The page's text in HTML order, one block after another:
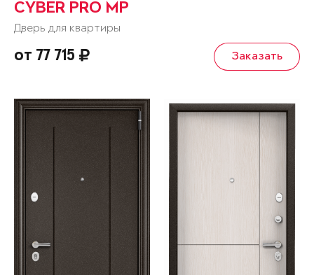
CYBER PRO MP
Дверь для квартиры
от 77 715 Заказать